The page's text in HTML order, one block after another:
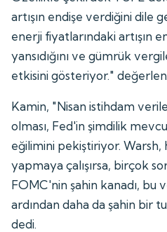
artışın endişe verdiğini dile
enerji fiyatlarındaki artışın
yansıdığını ve gümrük
etkisini gösteriyor."
Kamin, "Nisan istihdam
olması, Fed'in şimdilik
eğilimini pekiştiriyor. Warsh,
yapmaya çalışırsa, birçok
FOMC'nin şahin kanadı, bu
ardından daha da şahin bir
dedi.